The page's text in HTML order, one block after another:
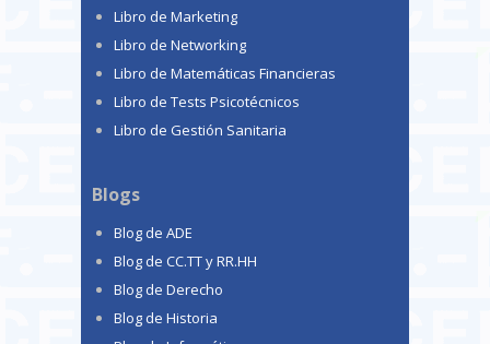
Libro de Marketing
Libro de Networking
Libro de Matemáticas Financieras
Libro de Tests Psicotécnicos
Libro de Gestión Sanitaria
Blogs
Blog de ADE
Blog de CC.TT y RR.HH
Blog de Derecho
Blog de Historia